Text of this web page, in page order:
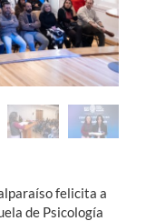
felicita a
de Psicología